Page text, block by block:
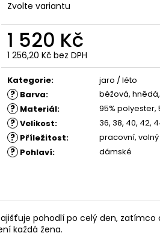
Zvolte variantu
1 520 Kč
1 256,20 Kč bez DPH
Měrná
cena:
Kategorie: jaro / léto
? Barva: béžová,
? Materiál: 95% polyester,
? Velikost: 36, 38, 40, 42,
? Příležitost: pracovní,
? Pohlaví: dámské
pohodlí po celý den,
každá žena.
ŠATY SOFIA - KOŠILOVÉ